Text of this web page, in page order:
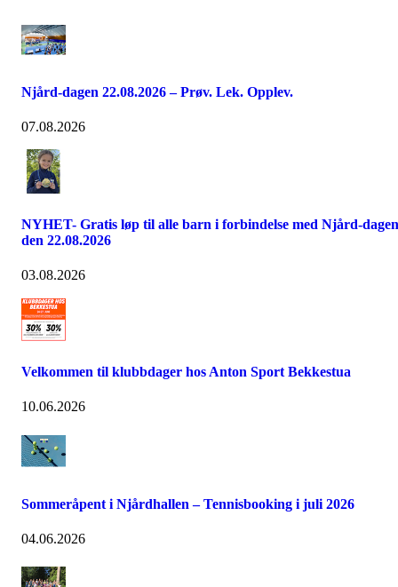
Njård-dagen 22.08.2026 – Prøv. Lek. Opplev.
07.08.2026
NYHET- Gratis løp til alle barn i forbindelse med Njård-dagen
den 22.08.2026
03.08.2026
Velkommen til klubbdager hos Anton Sport Bekkestua
10.06.2026
Sommeråpent i Njårdhallen – Tennisbooking i juli 2026
04.06.2026